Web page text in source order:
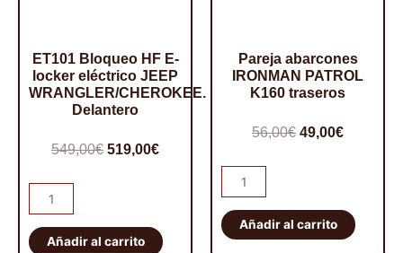
ET101 Bloqueo HF E-
locker eléctrico JEEP
WRANGLER/CHEROKEE.
Delantero
549,00€ El
era:
519,00€El
ET101
Bloqueo
HF
Añadir al carrito
Pareja abarcones
IRONMAN PATROL
K160 traseros
56,00€ El
era:
56,00€.
49,00€El
es:
49,00€.
Pareja
abarcones
IRONMAN
PATROL
Añadir al carrito